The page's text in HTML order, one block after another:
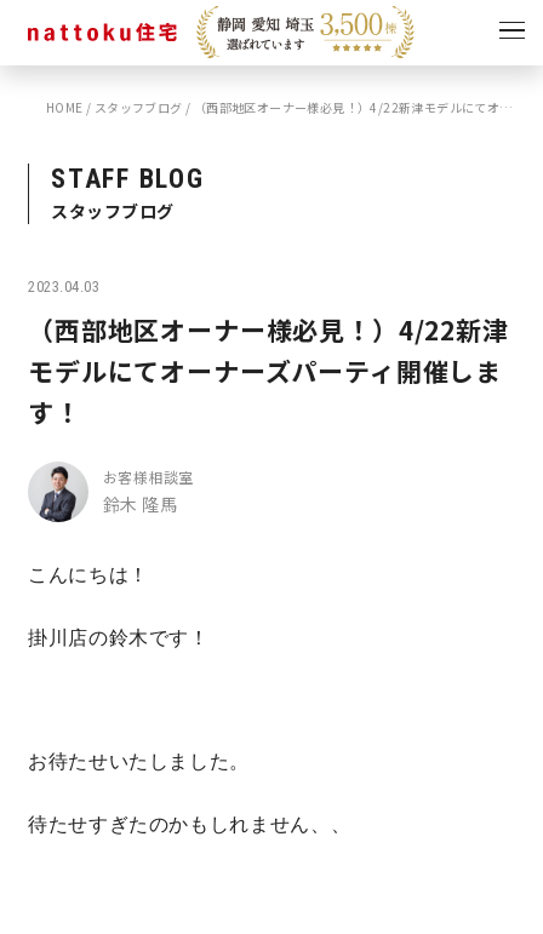
キャンペーン
ショールーム
スタッフブログ
営業時間／10:00～20:00 定休日／年末年始
タップで電話をかける
HOME / スタッフブログ / （西部地区オーナー様必見！）4/22新津モデルにてオーナーズパーティ開催します！
STAFF BLOG
スタッフブログ
2023.04.03
（西部地区オーナー様必見！）4/22新津
モデルにてオーナーズパーティ開催しま
す！
お客様相談室
鈴木 隆馬
こんにちは！
掛川店の鈴木です！
お待たせいたしました。
待たせすぎたのかもしれません、、